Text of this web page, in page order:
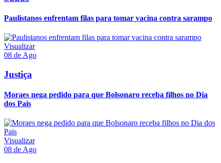
Paulistanos enfrentam filas para tomar vacina contra sarampo
Visualizar
08 de Ago
Justiça
Moraes nega pedido para que Bolsonaro receba filhos no Dia
dos Pais
Visualizar
08 de Ago